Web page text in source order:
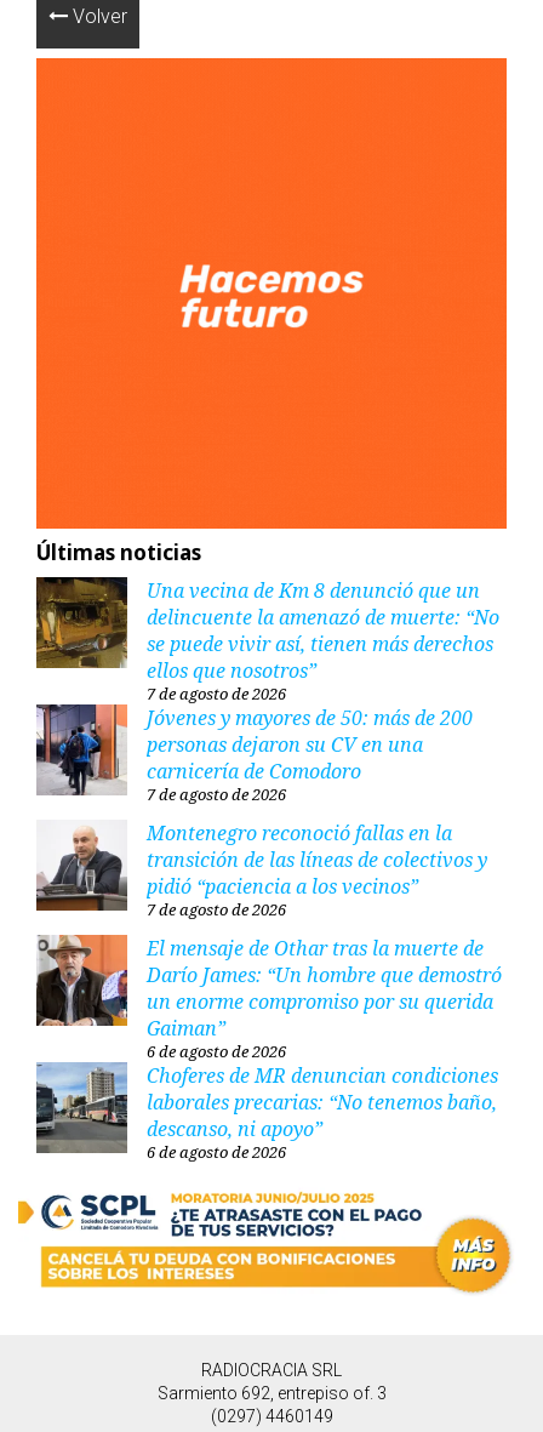
Volver
Últimas noticias
Una vecina de Km 8 denunció que un
delincuente la amenazó de muerte: “No
se puede vivir así, tienen más derechos
ellos que nosotros”
7 de agosto de 2026
Jóvenes y mayores de 50: más de 200
personas dejaron su CV en una
carnicería de Comodoro
7 de agosto de 2026
Montenegro reconoció fallas en la
transición de las líneas de colectivos y
pidió “paciencia a los vecinos”
7 de agosto de 2026
El mensaje de Othar tras la muerte de
Darío James: “Un hombre que demostró
un enorme compromiso por su querida
Gaiman”
6 de agosto de 2026
Choferes de MR denuncian condiciones
laborales precarias: “No tenemos baño,
descanso, ni apoyo”
6 de agosto de 2026
RADIOCRACIA SRL
Sarmiento 692, entrepiso of. 3
(0297) 4460149